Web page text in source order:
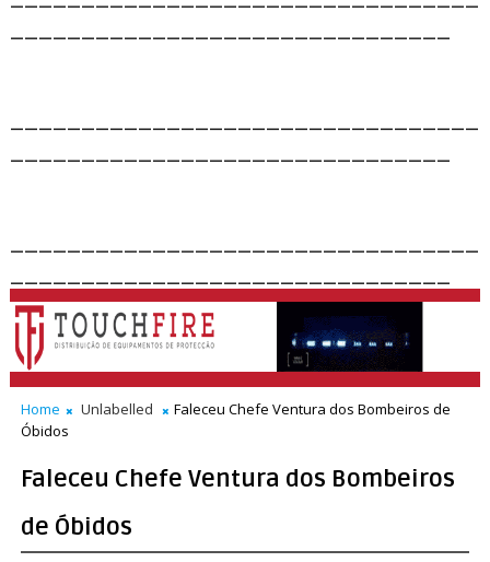
Home Unlabelled
Faleceu Chefe Ventura dos Bombeiros de
Óbidos
Faleceu Chefe Ventura dos Bombeiros
de Óbidos